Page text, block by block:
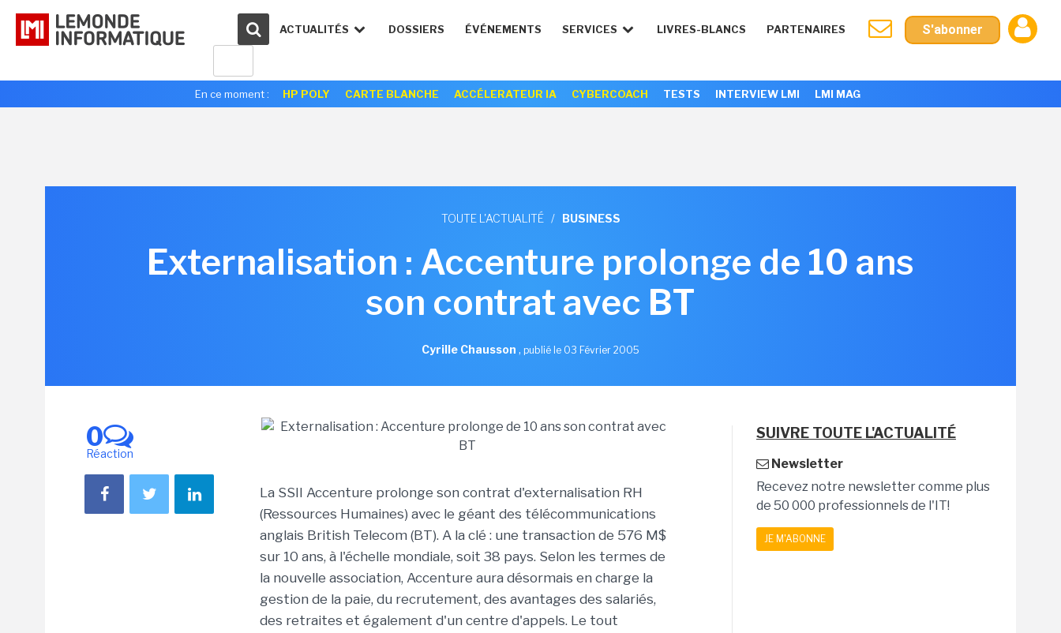
ACTUALITÉS DOSSIERS ÉVÉNEMENTS SERVICES LIVRES-BLANCS PARTENAIRES S'abonner
En ce moment : HP POLY CARTE BLANCHE ACCÉLERATEUR IA CYBERCOACH TESTS INTERVIEW LMI LMI MAG
TOUTE L'ACTUALITÉ / BUSINESS
Externalisation : Accenture prolonge de 10 ans
son contrat avec BT
Cyrille Chausson , publié le 03 Février 2005
0
Réaction
La SSII Accenture prolonge son contrat d'externalisation RH
(Ressources Humaines) avec le géant des télécommunications
anglais British Telecom (BT). A la clé : une transaction de 576 M$
sur 10 ans, à l'échelle mondiale, soit 38 pays. Selon les termes de
la nouvelle association, Accenture aura désormais en charge la
gestion de la paie, du recrutement, des avantages des salariés,
des retraites et également d'un centre d'appels. Le tout
SUIVRE TOUTE L'ACTUALITÉ
Newsletter
Recevez notre newsletter comme plus
de 50 000 professionnels de l'IT!
JE M'ABONNE